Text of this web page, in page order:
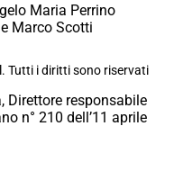
Maria Perrino
Marco Scotti
Tutti i diritti sono riservati
Direttore responsabile
n° 210 dell’11 aprile